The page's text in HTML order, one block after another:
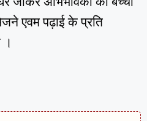
एवम पढ़ाई के प्रति
।